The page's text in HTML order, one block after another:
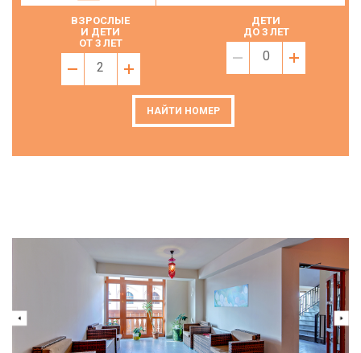
ВЗРОСЛЫЕ
И ДЕТИ
ОТ 3 ЛЕТ
2
ДЕТИ
ДО 3 ЛЕТ
0
НАЙТИ НОМЕР